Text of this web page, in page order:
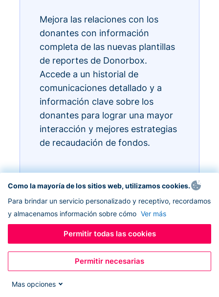
Mejora las relaciones con los
donantes con información
completa de las nuevas plantillas
de reportes de Donorbox.
Accede a un historial de
comunicaciones detallado y a
información clave sobre los
donantes para lograr una mayor
interacción y mejores estrategias
de recaudación de fondos.
Como la mayoría de los sitios web, utilizamos cookies.
Para brindar un servicio personalizado y receptivo, recordamos
y almacenamos información sobre cómo Ver más
Permitir todas las cookies
Permitir necesarias
Mas opciones